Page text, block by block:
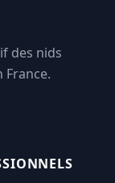
des nids
France.